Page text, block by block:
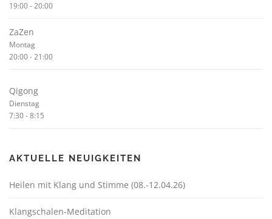
19:00-20:00
ZaZen
Montag
20:00-21:00
Qigong
Dienstag
7:30-8:15
AKTUELLE NEUIGKEITEN
Heilen mit Klang und Stimme (08.-12.04.26)
Klangschalen-Meditation